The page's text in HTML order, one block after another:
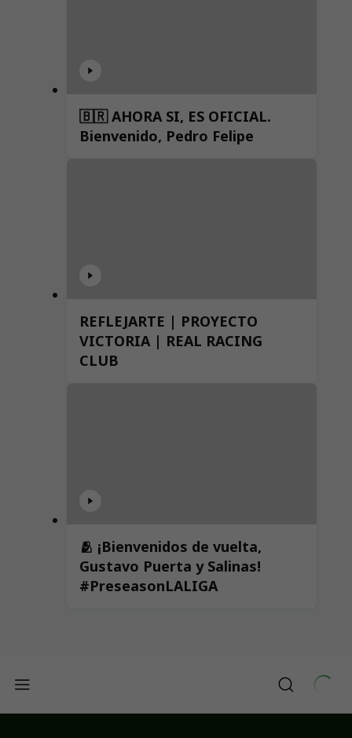
🇧🇷 AHORA SI, ES OFICIAL.
Bienvenido, Pedro Felipe
REFLEJARTE | PROYECTO
VICTORIA | REAL RACING
CLUB
🫂 ¡Bienvenidos de vuelta,
Gustavo Puerta y Salinas!
#PreseasonLALIGA